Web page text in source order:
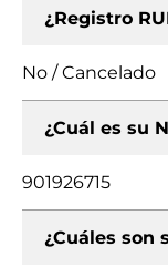
¿Registro
No / Cancelado
¿Cuál es su
901926715
¿Cuáles son